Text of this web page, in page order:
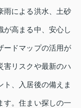
雨による洪水、土砂
が高まる中、安心し
ードマップの活用が
害リスクや最新のハ
ト、入居後の備えま
す。住まい探しの一